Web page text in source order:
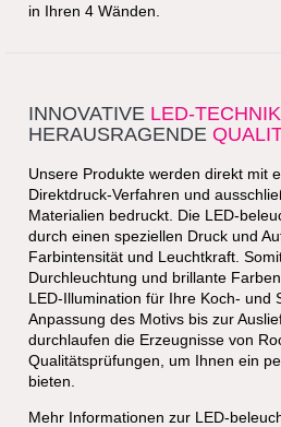
für:
sondern auch ein Mehrwert an
verschiedene Produkte aus
individuell und maßgefertigt,
in Ihren 4 Wänden.
INNOVATIVELED-
HERAUSRAGENDE
Unsere Produkte werden direkt mit
Direktdruck-Verfahren und
durch einen speziellen Druck und